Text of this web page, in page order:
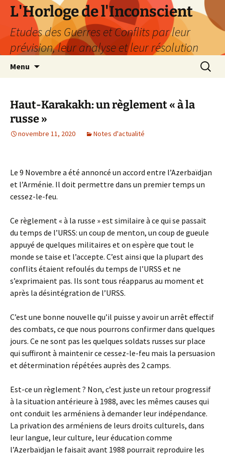
Aller
contenu
L'Horloge de l'Inconscient
Etudes des Guerres et Conflits par leur
prévision, leur analyse et leur résolution
Menu
Haut-Karakakh: un règlement « à la
russe »
novembre 11, 2020 Notes d'actualité
Le 9 Novembre a été annoncé un accord entre l’Azerbaïdjan
et l’Arménie. Il doit permettre dans un premier temps un
cessez-le-feu.
Ce règlement « à la russe » est similaire à ce qui se passait
du temps de l’URSS: un coup de menton, un coup de gueule
appuyé de quelques militaires et on espère que tout le
monde se taise et l’accepte. C’est ainsi que la plupart des
conflits étaient refoulés du temps de l’URSS et ne
s’exprimaient pas. Ils sont tous réapparus au moment et
après la désintégration de l’URSS.
C’est une bonne nouvelle qu’il puisse y avoir un arrêt effectif
des combats, ce que nous pourrons confirmer dans quelques
jours. Ce ne sont pas les quelques soldats russes sur place
qui suffiront à maintenir ce cessez-le-feu mais la persuasion
et détermination répétées auprès des 2 camps.
Est-ce un règlement ? Non, c’est juste un retour progressif
à la situation antérieure à 1988, avec les mêmes causes qui
ont conduit les arméniens à demander leur indépendance.
La privation des arméniens de leurs droits culturels, dans
leur langue, leur culture, leur éducation comme
l’Azerbaïdjan le faisait avant 1988 pourrait reproduire les